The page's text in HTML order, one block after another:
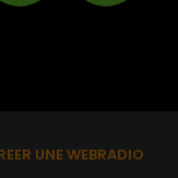
UNE WEBRADIO